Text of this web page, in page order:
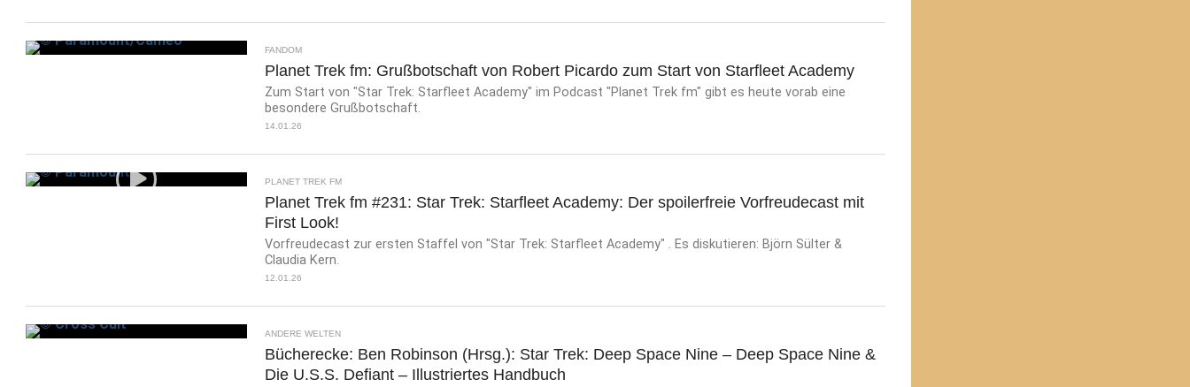
FANDOM
Planet Trek fm: Grußbotschaft von Robert Picardo zum Start von Starfleet Academy
Zum Start von "Star Trek: Starfleet Academy" im Podcast "Planet Trek fm" gibt es heute vorab eine
besondere Grußbotschaft.
14.01.26
PLANET TREK FM
Planet Trek fm #231: Star Trek: Starfleet Academy: Der spoilerfreie Vorfreudecast mit
First Look!
Vorfreudecast zur ersten Staffel von "Star Trek: Starfleet Academy" . Es diskutieren: Björn Sülter &
Claudia Kern.
12.01.26
ANDERE WELTEN
Bücherecke: Ben Robinson (Hrsg.): Star Trek: Deep Space Nine – Deep Space Nine &
Die U.S.S. Defiant – Illustriertes Handbuch